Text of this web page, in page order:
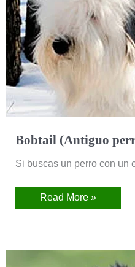
Bobtail (Antiguo
Si buscas un perro con un
Read More »